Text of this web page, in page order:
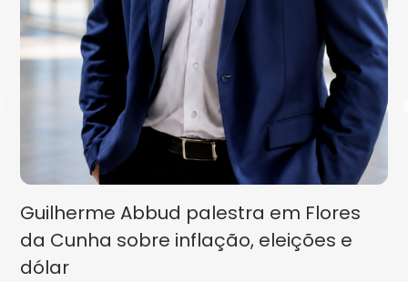
Guilherme Abbud palestra em Flores
da Cunha sobre inflação, eleições e
dólar